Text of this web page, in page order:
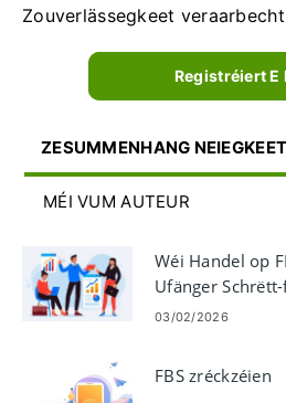
Zouverlässegkeet
Registréiert E
ZESUMMENHANG
MÉI VUM AUTEUR
Wéi Handel op
Ufänger
Plattformen,
03/02/2026
FBS zréckzéien